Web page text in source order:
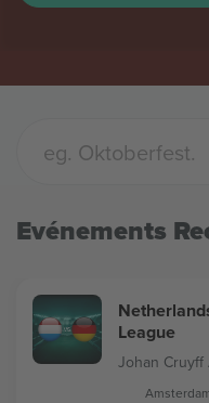
Evénements
League
Johan Cruyff